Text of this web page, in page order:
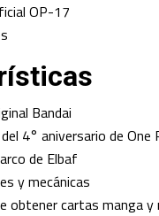
OP-17
Bandai
4° aniversario de One
de Elbaf
y mecánicas
obtener cartas manga y